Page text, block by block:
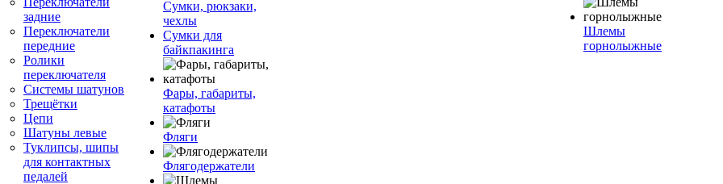
задние
Переключатели
передние
Ролики
переключателя
Системы шатунов
Трещётки
Цепи
Шатуны левые
Туклипсы, шипы
для контактных
педалей
Сумки, рюкзаки,
чехлы
Сумки для
байкпакинга
Фары, габариты,
катафоты
Фляги
Флягодержатели
Шлемы
горнолыжные